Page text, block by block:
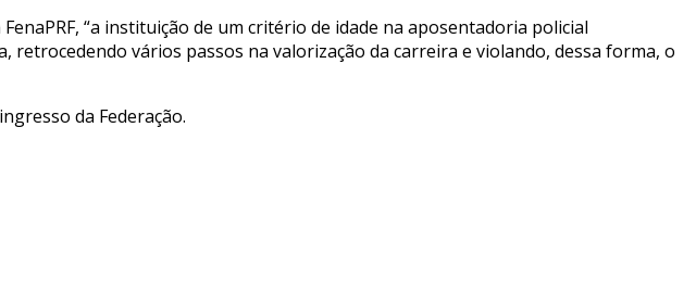
“a instituição de um critério de idade na aposentadoria policial
vários passos na valorização da carreira e violando, dessa forma, o
da Federação.